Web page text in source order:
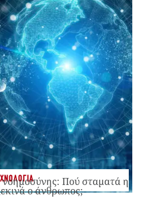
νοημοσύνης: Πού σταματά η
ο άνθρωπος;